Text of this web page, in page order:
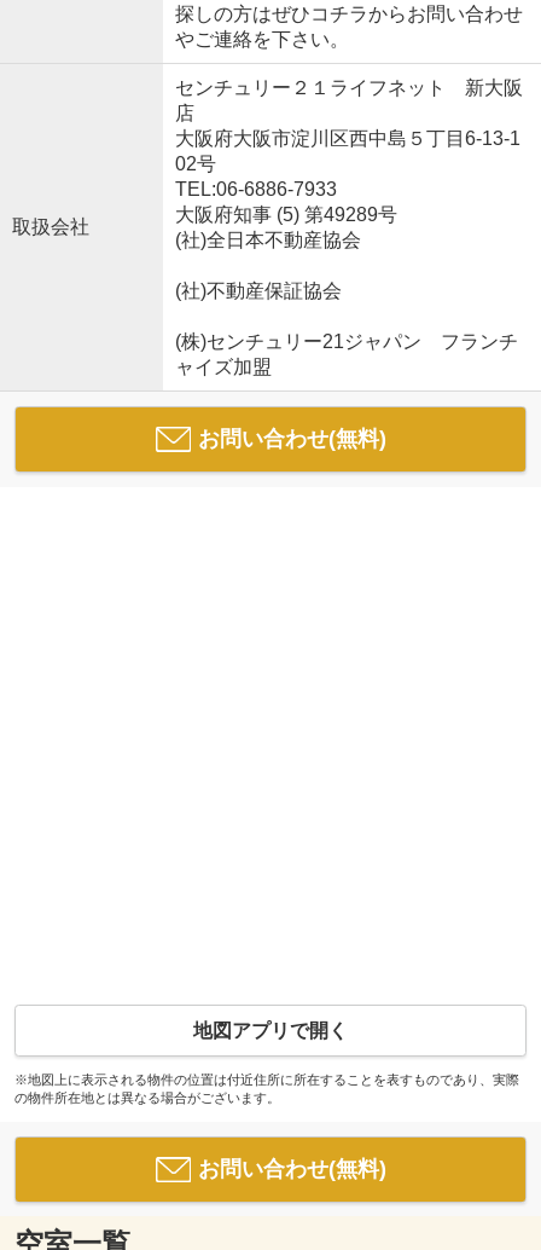
探しの方はぜひコチラからお問い合わせ
やご連絡を下さい。
取扱会社
センチュリー２１ライフネット 新大阪
店
大阪府大阪市淀川区西中島５丁目6-13-1
02号
TEL:06-6886-7933
大阪府知事 (5) 第49289号
(社)全日本不動産協会
(社)不動産保証協会
(株)センチュリー21ジャパン フランチ
ャイズ加盟
お問い合わせ(無料)
地図アプリで開く
※地図上に表示される物件の位置は付近住所に所在することを表すものであり、実際
の物件所在地とは異なる場合がございます。
お問い合わせ(無料)
空室一覧